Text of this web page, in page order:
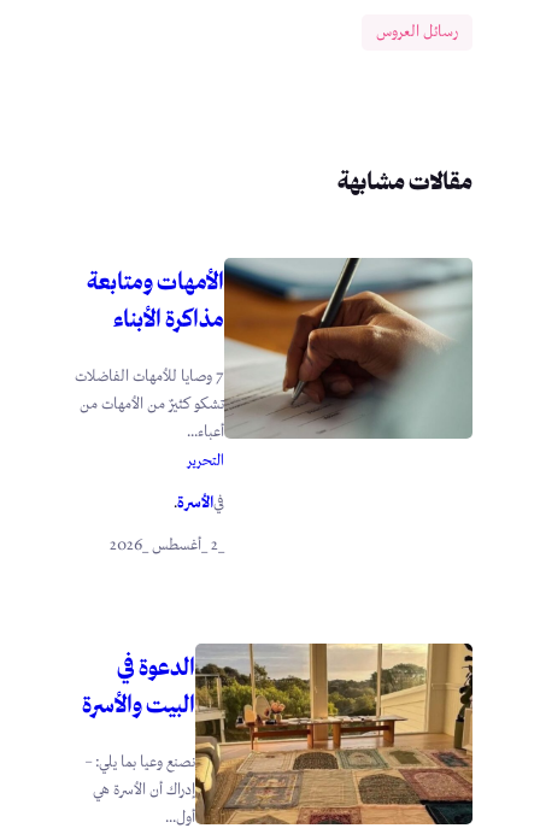
رسائل العروس
مقالات مشابهة
الأمهات ومتابعة
مذاكرة الأبناء
7 وصايا للأمهات الفاضلات
تشكو كثيرٌ من الأمهات من
أعباء...
التحرير
فيالأسرة.
_2 _أغسطس _2026
الدعوة في
البيت والأسرة
نصنع وعيا بما يلي: –
إدراك أن الأسرة هي
أول...